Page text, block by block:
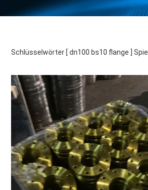
Schlüsselwörter [ dn100 bs10 flange ] Spiel